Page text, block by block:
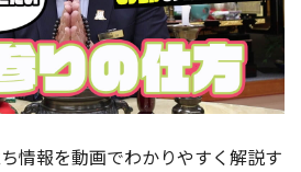
情報を動画でわかりやすく解説す